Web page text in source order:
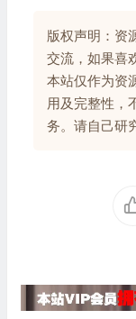
版权声明：资
交流，如果喜
本站仅作为资
用及完整性，
务。请自己研